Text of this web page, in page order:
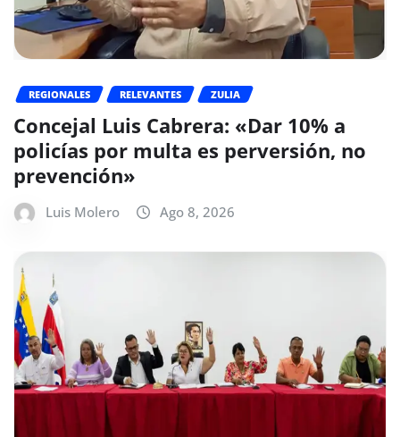
REGIONALES RELEVANTES ZULIA
Concejal Luis Cabrera: «Dar 10% a
policías por multa es perversión, no
prevención»
Luis Molero Ago 8, 2026